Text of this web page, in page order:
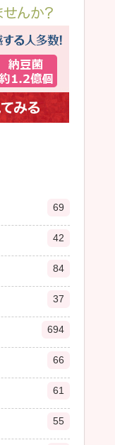
69
42
84
37
694
66
61
55